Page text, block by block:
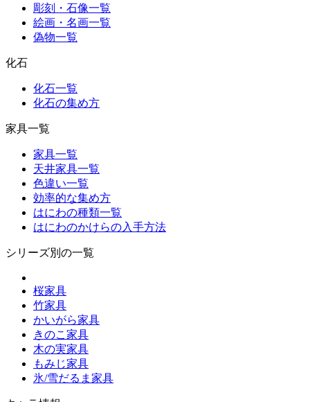
彫刻・石像一覧
絵画・名画一覧
偽物一覧
化石
化石一覧
化石の集め方
家具一覧
家具一覧
天井家具一覧
色違い一覧
効率的な集め方
はにわの種類一覧
はにわのかけらの入手方法
シリーズ別の一覧
桜家具
竹家具
かいがら家具
きのこ家具
木の実家具
もみじ家具
氷/雪だるま家具